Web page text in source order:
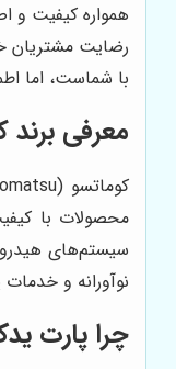
همواره کیفیت و
رضایت مشتریان
با شماست، اما
معرفی برند
محصولات با
سیستم‌های
نوآورانه و
چرا پارت